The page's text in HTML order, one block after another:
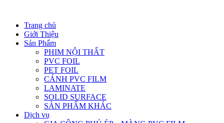
Trang chủ
Giới Thiệu
Sản Phẩm
PHIM NỘI THẤT
PVC FOIL
PET FOIL
CÁNH PVC FILM
LAMINATE
SOLID SURFACE
SẢN PHẨM KHÁC
Dịch vụ